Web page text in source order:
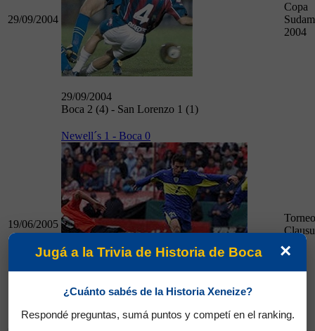
29/09/2004
29/09/2004
Boca 2 (4) - San Lorenzo 1 (1)
Copa
2004
19/06/2005
Newell´s 1 - Boca 0
19/06/2005
Torneo
×
Jugá a la Trivia de Historia de Boca
¿Cuánto sabés de la Historia Xeneize?
Respondé preguntas, sumá puntos y competí en el ranking.